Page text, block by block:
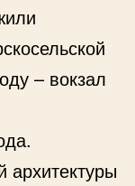
– вокзал
архитектуры